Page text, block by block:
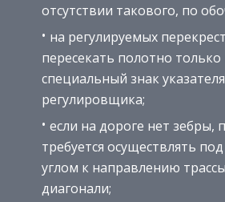
отсутствии такового, по
на регулируемых
пересекать полотно только
специальный знак
регулировщика;
если на дороге нет зебры,
требуется осуществлять
углом к направлению
диагонали;